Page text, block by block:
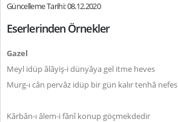
Güncelleme Tarihi: 08.12.2020
Eserlerinden Örnekler
Gazel
Meyl idüp âlâyiş-i dünyâya gel itme heves
Murg-ı cân pervâz idüp bir gün kalır tenhâ nefes
Kârbân-ı âlem-i fânî konup göçmekdedir